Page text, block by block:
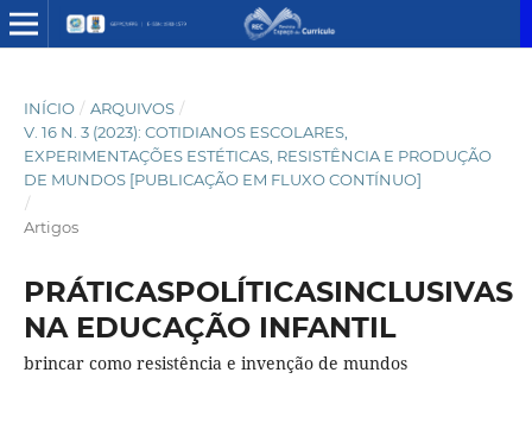
INÍCIO / ARQUIVOS /
V. 16 N. 3 (2023): COTIDIANOS ESCOLARES,
EXPERIMENTAÇÕES ESTÉTICAS, RESISTÊNCIA E PRODUÇÃO
DE MUNDOS [PUBLICAÇÃO EM FLUXO CONTÍNUO]
/
Artigos
PRÁTICASPOLÍTICASINCLUSIVAS
NA EDUCAÇÃO INFANTIL
brincar como resistência e invenção de mundos